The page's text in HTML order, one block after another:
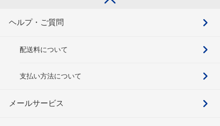
ヘルプ・ご質問
配送料について
支払い方法について
メールサービス